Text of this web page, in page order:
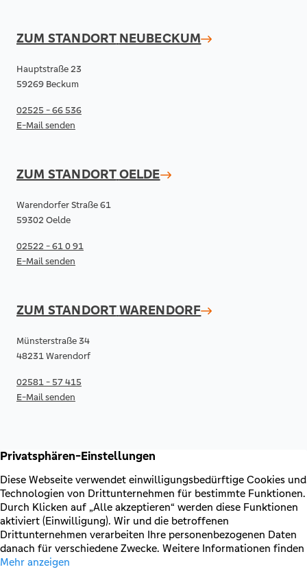
ZUM STANDORT NEUBECKUM
Hauptstraße 23
59269 Beckum
02525 - 66 536
E-Mail senden
ZUM STANDORTOELDE
Warendorfer Straße 61
59302 Oelde
02522 - 61 0 91
E-Mail senden
ZUM STANDORTWARENDORF
Münsterstraße 34
48231 Warendorf
02581 - 57 415
E-Mail senden
RECHTLICHES & KONTAKT
Kontakt
AGB & Sonderbedingungen
Erklärung zur Barrierefreiheit
Impressum
Datenschutz